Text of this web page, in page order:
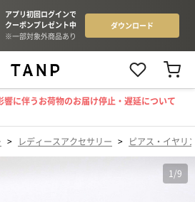
響に伴うお荷物のお届け停止・遅延について
> レディースアクセサリー > ピアス・イヤリ
1 /9